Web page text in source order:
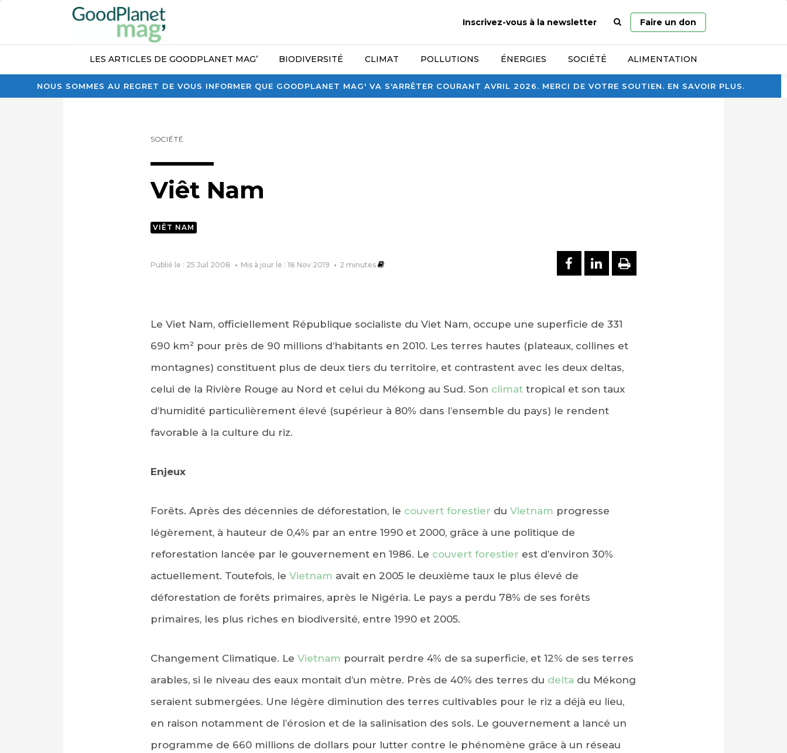
NOUS SOMMES AU REGRET DE VOUS INFORMER QUE GOODPLANET MAG' VA S'ARRÊTER COURANT AVRIL 2026. MERCI DE VOTRE SOUTIEN. EN SAVOIR PLUS.
Inscrivez-vous à la newsletter
Page
d’accueil
Faire un don
LES ARTICLES DE GOODPLANET MAG’ BIODIVERSITÉ CLIMAT POLLUTIONS ÉNERGIES SOCIÉTÉ ALIMENTATION
SOCIÉTÉ
Viêt Nam
VIÊT NAM
Publié le : 25 Juil 2008 Mis à jour le : 18 Nov 2019 2 minutes PARTAGER SUR FACEBOOK
PARTAGER SUR
IMPRIMER
Le Viet Nam, officiellement République socialiste du Viet Nam, occupe une superficie de 331
690 km² pour près de 90 millions d’habitants en 2010. Les terres hautes (plateaux, collines et
montagnes) constituent plus de deux tiers du territoire, et contrastent avec les deux deltas,
celui de la Rivière Rouge au Nord et celui du Mékong au Sud. Son climattropical et son taux
d’humidité particulièrement élevé (supérieur à 80% dans l’ensemble du pays) le rendent
favorable à la culture du riz.
Enjeux
Forêts. Après des décennies de déforestation, le couvert forestier du Vietnam progresse
légèrement, à hauteur de 0,4% par an entre 1990 et 2000, grâce à une politique de
reforestation lancée par le gouvernement en 1986. Le couvert forestier est d’environ 30%
actuellement. Toutefois, le Vietnam avait en 2005 le deuxième taux le plus élevé de
déforestation de forêts primaires, après le Nigéria. Le pays a perdu 78% de ses forêts
primaires, les plus riches en biodiversité, entre 1990 et 2005.
Changement Climatique. Le Vietnam pourrait perdre 4% de sa superficie, et 12% de ses terres
arables, si le niveau des eaux montait d’un mètre. Près de 40% des terres du delta du Mékong
seraient submergées. Une légère diminution des terres cultivables pour le riz a déjà eu lieu,
en raison notamment de l’érosion et de la salinisation des sols. Le gouvernement a lancé un
programme de 660 millions de dollars pour lutter contre le phénomène grâce à un réseau